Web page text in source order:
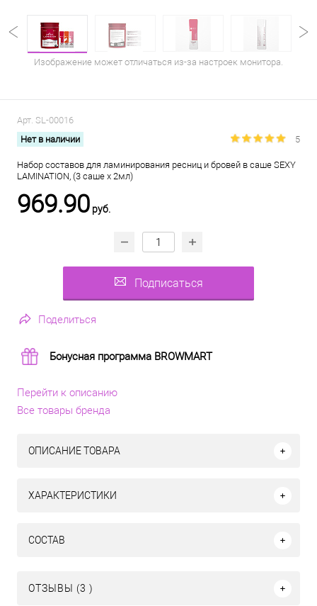
Изображение может отличаться из-за настроек монитора.
Арт. SL-00016
Нет в наличии
5
Набор составов для ламинирования ресниц и бровей в саше SEXY
LAMINATION, (3 саше x 2мл)
969.90 руб.
Подписаться
Поделиться
Бонусная программа BROWMART
Перейти к описанию
Все товары бренда
ОПИСАНИЕ ТОВАРА
ХАРАКТЕРИСТИКИ
СОСТАВ
ОТЗЫВЫ (3 )